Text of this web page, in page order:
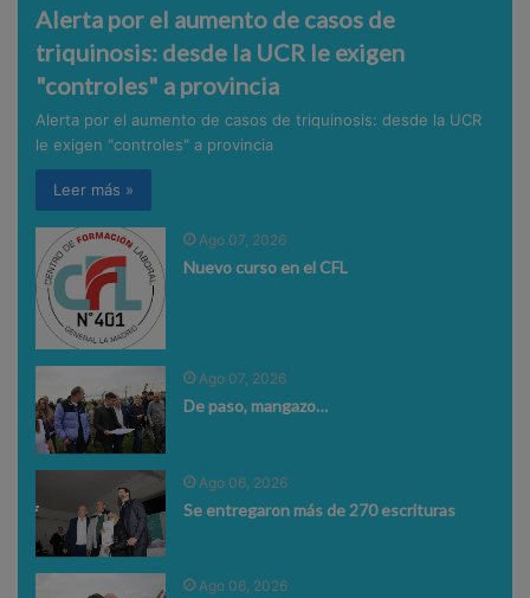
Alerta por el aumento de casos de
triquinosis: desde la UCR le exigen
"controles" a provincia
Alerta por el aumento de casos de triquinosis: desde la UCR
le exigen "controles" a provincia
Leer más »
Ago 07, 2026
Nuevo curso en el CFL
Ago 07, 2026
De paso, mangazo…
Ago 06, 2026
Se entregaron más de 270 escrituras
Ago 06, 2026